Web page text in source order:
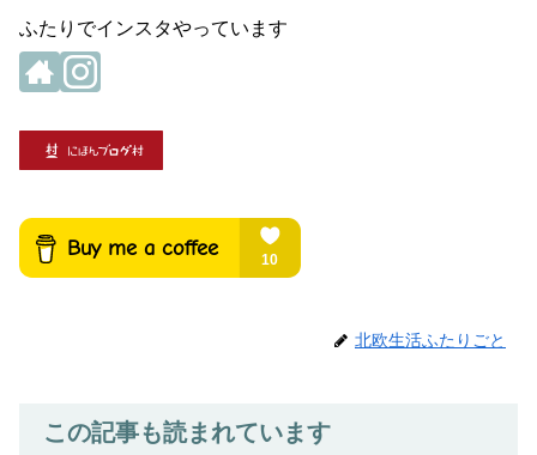
ふたりでインスタやっています
北欧生活ふたりごと
この記事も読まれています